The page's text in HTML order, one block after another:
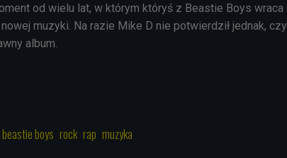
od wielu lat, w którym któryś z Beastie Boys wraca
muzyki. Na razie Mike D nie potwierdził jednak, czy
album.
beastie boys rock rap muzyka